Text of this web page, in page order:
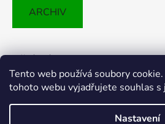
Tento web používá soubory
tohoto webu vyjadřujete souhlas s
Nastavení
ARCHIV
Přijímáme online platby